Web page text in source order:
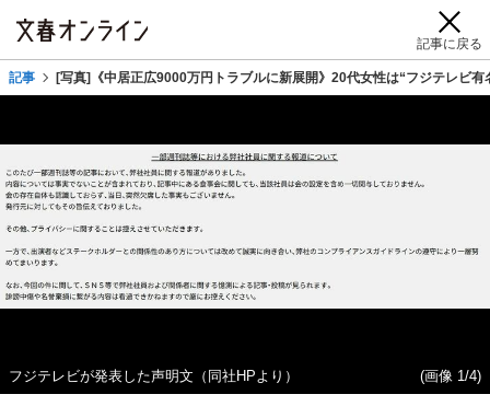
記事に戻る
記事 [写真]《中居正広9000万円トラブルに新展開》20代女性は“フジテレビ
フジテレビが発表した声明文（同社HPより） (画像 1/4)